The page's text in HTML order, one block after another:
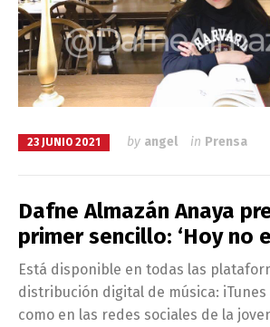
23 JUNIO 2021 by angel in Prensa
Dafne Almazán Anaya
primer sencillo: ‘Hoy no
Está disponible en todas las
distribución digital de música: iTunes
como en las redes sociales de la